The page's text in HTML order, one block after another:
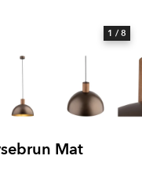
1 / 8
Mat